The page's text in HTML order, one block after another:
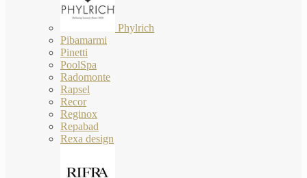
Phylrich
Pibamarmi
Pinetti
PoolSpa
Radomonte
Rapsel
Recor
Reginox
Repabad
Rexa design